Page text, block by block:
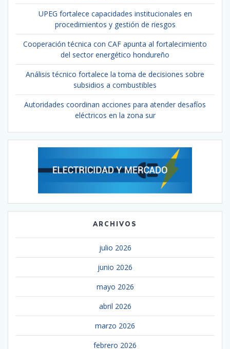
UPEG fortalece capacidades institucionales en
procedimientos y gestión de riesgos
Cooperación técnica con CAF apunta al fortalecimiento
del sector energético hondureño
Análisis técnico fortalece la toma de decisiones sobre
subsidios a combustibles
Autoridades coordinan acciones para atender desafíos
eléctricos en la zona sur
ARCHIVOS
julio 2026
junio 2026
mayo 2026
abril 2026
marzo 2026
febrero 2026